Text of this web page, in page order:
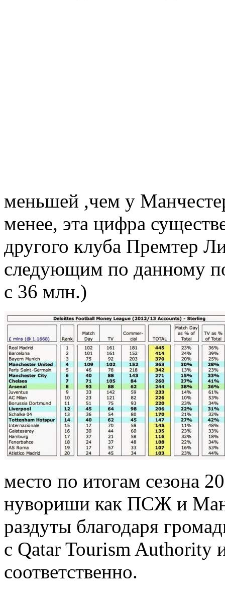
меньшей ,чем у
менее, эта цифра
другого клуба Премтер
следующим по данному
с 36 млн.)
место по итогам сезона
нувориши как ПСЖ и
раздуты благодаря
с Qatar Tourism Authority
соответственно.